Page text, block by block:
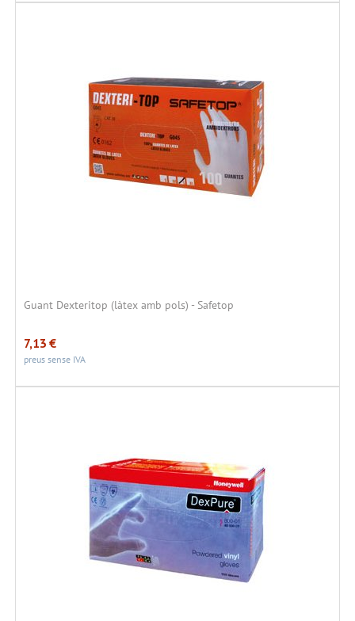
Guant Dexteritop (làtex amb pols) - Safetop
7,13 €
preus sense IVA